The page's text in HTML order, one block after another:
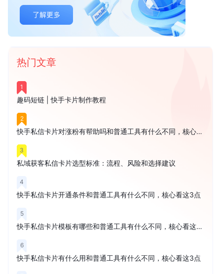
热门文章
1
趣码短链 | 快手卡片制作教程
2
快手私信卡片对涨粉有帮助吗和普通工具有什么不同，核心看这3点
3
私域获客私信卡片选型标准：流程、风险和选择建议
4
快手私信卡片开通条件和普通工具有什么不同，核心看这3点
5
快手私信卡片模板有哪些和普通工具有什么不同，核心看这3点
6
快手私信卡片有什么用和普通工具有什么不同，核心看这3点